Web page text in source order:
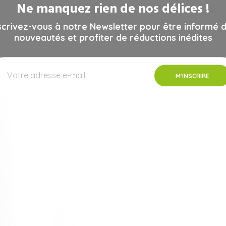
Ne manquez rien de nos délices !
vous à notre Newsletter pour être informé
nouveautés et profiter de réductions inédites